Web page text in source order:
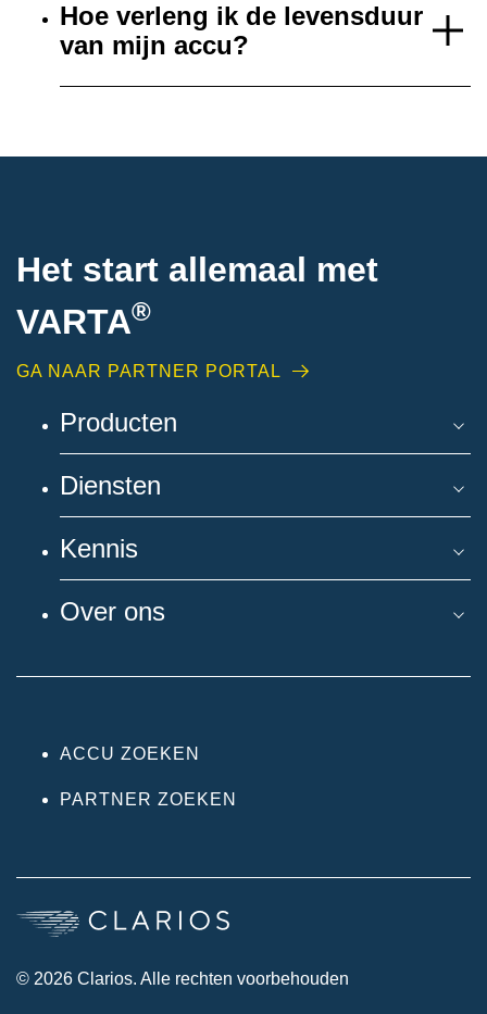
Hoe verleng ik de levensduur
van mijn accu?
Het start allemaal met
VARTA®
GA NAAR PARTNER PORTAL
Producten
Diensten
Kennis
Over ons
ACCU ZOEKEN
PARTNER ZOEKEN
© 2026 Clarios. Alle rechten voorbehouden